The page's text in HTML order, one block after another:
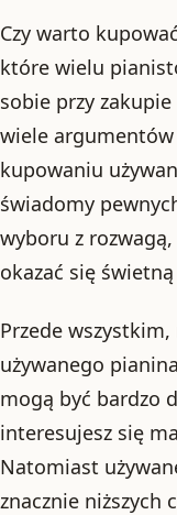
Czy warto
które wielu
sobie przy
wiele
kupowaniu
świadomy
wyboru z
okazać się
Przede
używanego
mogą być bardzo
interesujesz się
Natomiast
znacznie niższych